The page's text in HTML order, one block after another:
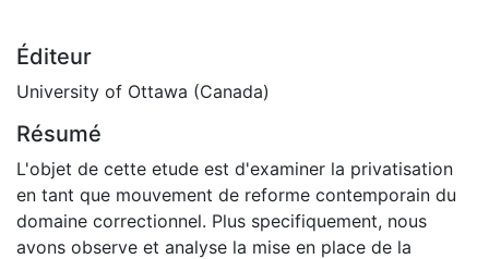
Éditeur
University of Ottawa (Canada)
Résumé
L'objet de cette etude est d'examiner la privatisation
en tant que mouvement de reforme contemporain du
domaine correctionnel. Plus specifiquement, nous
avons observe et analyse la mise en place de la